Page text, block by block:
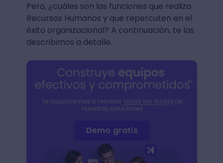
Pero, ¿cuáles son las funciones que realiza
Recursos Humanos y que repercuten en el
éxito organizacional? A continuación, te las
describimos a detalle.
Demo gratis